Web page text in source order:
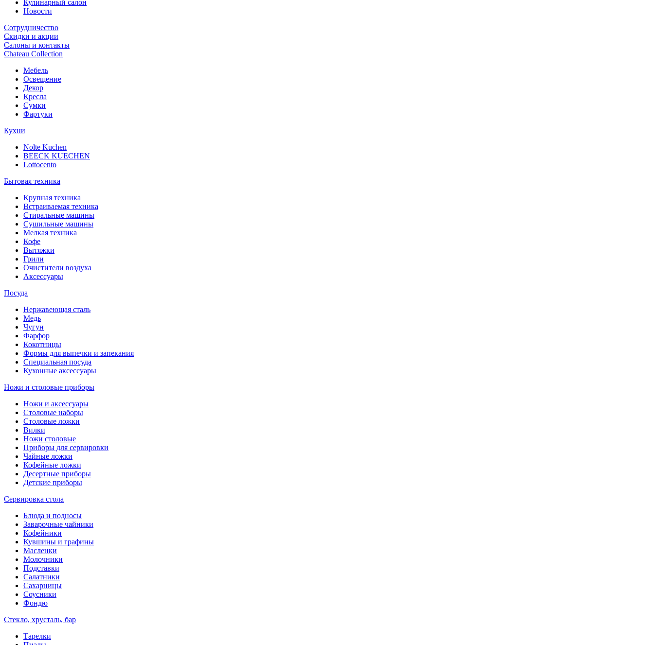
Кулинарный салон
Новости
Сотрудничество
Скидки и акции
Салоны и контакты
Chateau Collection
Мебель
Освещение
Декор
Кресла
Сумки
Фартуки
Кухни
Nolte Kuchen
BEECK KUECHEN
Lottocento
Бытовая техника
Крупная техника
Встраиваемая техника
Стиральные машины
Сушильные машины
Мелкая техника
Кофе
Вытяжки
Грили
Очистители воздуха
Аксессуары
Посуда
Нержавеющая сталь
Медь
Чугун
Фарфор
Кокотницы
Формы для выпечки и запекания
Специальная посуда
Кухонные аксессуары
Ножи и столовые приборы
Ножи и аксессуары
Столовые наборы
Столовые ложки
Вилки
Ножи столовые
Приборы для сервировки
Чайные ложки
Кофейные ложки
Десертные приборы
Детские приборы
Сервировка стола
Блюда и подносы
Заварочные чайники
Кофейники
Кувшины и графины
Масленки
Молочники
Подставки
Салатники
Сахарницы
Соусники
Фондю
Стекло, хрусталь, бар
Тарелки